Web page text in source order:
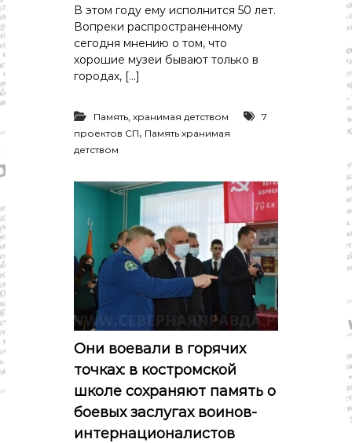
к
а
э
к
м
и
к
ь
т
у
р
а
с
п
о
т
В этом году ему исполнится 50 лет.
Вопреки распространенному
сегодня мнению о том, что
хорошие музеи бывают только в
городах, […]
Память, хранимая детством
7
проектов СП, Память хранимая
детством
Они воевали в горячих
точках: в костромской
школе сохраняют память о
боевых заслугах воинов-
интернационалистов